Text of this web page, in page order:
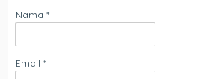
Nama*
Email*